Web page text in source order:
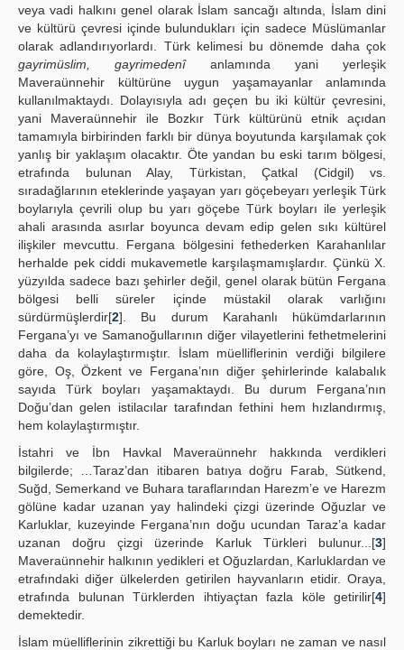
veya vadi halkını genel olarak İslam sancağı altında, İslam dini
ve kültürü çevresi içinde bulundukları için sadece Müslümanlar
olarak adlandırıyorlardı. Türk kelimesi bu dönemde daha çok
gayrimüslim, gayrimedenîanlamında yani yerleşik
Maveraünnehir kültürüne uygun yaşamayanlar anlamında
kullanılmaktaydı. Dolayısıyla adı geçen bu iki kültür çevresini,
yani Maveraünnehir ile Bozkır Türk kültürünü etnik açıdan
tamamıyla birbirinden farklı bir dünya boyutunda karşılamak çok
yanlış bir yaklaşım olacaktır. Öte yandan bu eski tarım bölgesi,
etrafında bulunan Alay, Türkistan, Çatkal (Cidgil) vs.
sıradağlarının eteklerinde yaşayan yarı göçebeyarı yerleşik Türk
boylarıyla çevrili olup bu yarı göçebe Türk boyları ile yerleşik
ahali arasında asırlar boyunca devam edip gelen sıkı kültürel
ilişkiler mevcuttu. Fergana bölgesini fethederken Karahanlılar
herhalde pek ciddi mukavemetle karşılaşmamışlardır. Çünkü X.
yüzyılda sadece bazı şehirler değil, genel olarak bütün Fergana
bölgesi belli süreler içinde müstakil olarak varlığını
sürdürmüşlerdir[2]. Bu durum Karahanlı hükümdarlarının
Fergana’yı ve Samanoğullarının diğer vilayetlerini fethetmelerini
daha da kolaylaştırmıştır. İslam müelliflerinin verdiği bilgilere
göre, Oş, Özkent ve Fergana’nın diğer şehirlerinde kalabalık
sayıda Türk boyları yaşamaktaydı. Bu durum Fergana’nın
Doğu’dan gelen istilacılar tarafından fethini hem hızlandırmış,
hem kolaylaştırmıştır.
İstahri ve İbn Havkal Maveraünnehr hakkında verdikleri
bilgilerde; …Taraz’dan itibaren batıya doğru Farab, Sütkend,
Suğd, Semerkand ve Buhara taraflarından Harezm’e ve Harezm
gölüne kadar uzanan yay halindeki çizgi üzerinde Oğuzlar ve
Karluklar, kuzeyinde Fergana’nın doğu ucundan Taraz’a kadar
uzanan doğru çizgi üzerinde Karluk Türkleri bulunur...[3]
Maveraünnehir halkının yedikleri et Oğuzlardan, Karluklardan ve
etrafındaki diğer ülkelerden getirilen hayvanların etidir. Oraya,
etrafında bulunan Türklerden ihtiyaçtan fazla köle getirilir[4]
demektedir.
İslam müelliflerinin zikrettiği bu Karluk boyları ne zaman ve nasıl